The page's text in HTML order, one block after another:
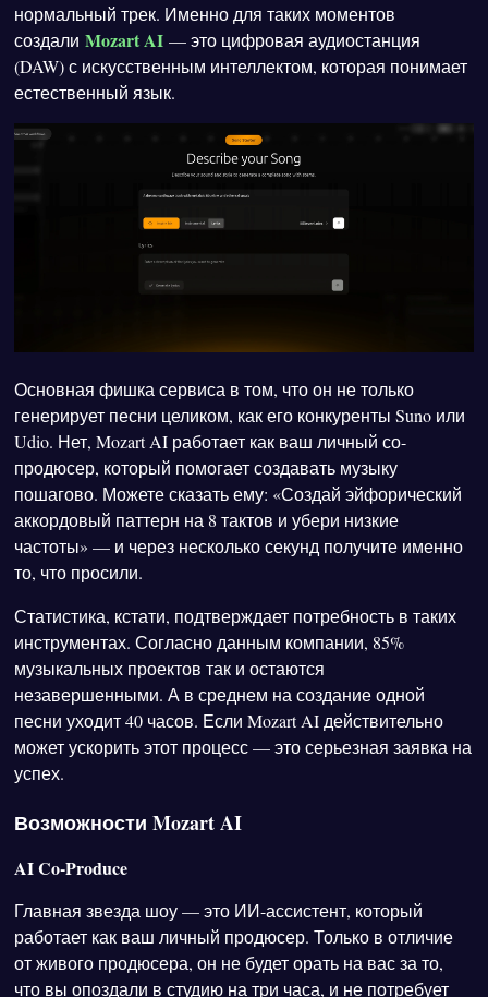
нормальный трек. Именно для таких моментов
создалиMozart AI — это цифровая аудиостанция
(DAW) с искусственным интеллектом, которая понимает
естественный язык.
Основная фишка сервиса в том, что он не только
генерирует песни целиком, как его конкуренты Suno или
Udio. Нет, Mozart AI работает как ваш личный со-
продюсер, который помогает создавать музыку
пошагово. Можете сказать ему: «Создай эйфорический
аккордовый паттерн на 8 тактов и убери низкие
частоты» — и через несколько секунд получите именно
то, что просили.
Статистика, кстати, подтверждает потребность в таких
инструментах. Согласно данным компании, 85%
музыкальных проектов так и остаются
незавершенными. А в среднем на создание одной
песни уходит 40 часов. Если Mozart AI действительно
может ускорить этот процесс — это серьезная заявка на
успех.
Возможности Mozart AI
AI Co-Produce
Главная звезда шоу — это ИИ-ассистент, который
работает как ваш личный продюсер. Только в отличие
от живого продюсера, он не будет орать на вас за то,
что вы опоздали в студию на три часа, и не потребует